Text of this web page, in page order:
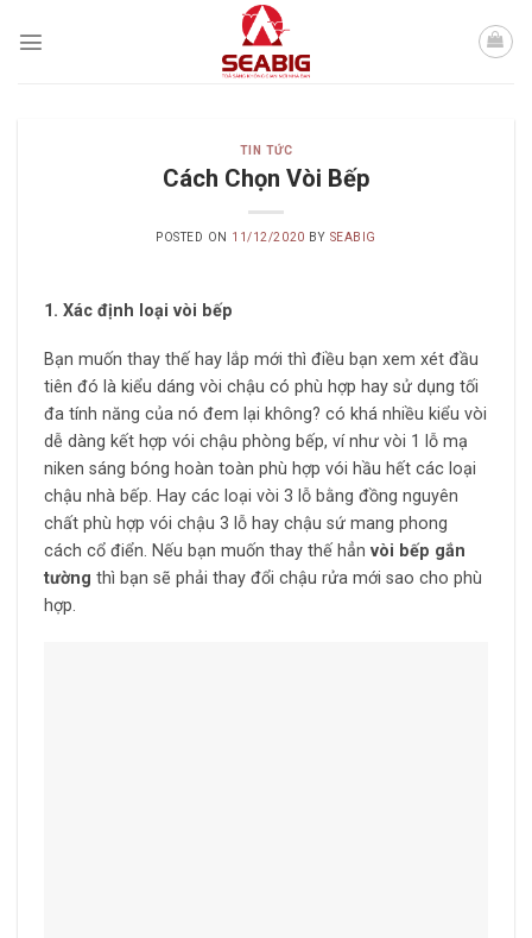
TIN TỨC
Cách Chọn Vòi Bếp
POSTED ON 11/12/2020 BY SEABIG
1. Xác định loại vòi bếp
Bạn muốn thay thế hay lắp mới thì điều bạn xem xét đầu
tiên đó là kiểu dáng vòi chậu có phù hợp hay sử dụng tối
đa tính năng của nó đem lại không? có khá nhiều kiểu vòi
dễ dàng kết hợp vói chậu phòng bếp, ví như vòi 1 lỗ mạ
niken sáng bóng hoàn toàn phù hợp vói hầu hết các loại
chậu nhà bếp. Hay các loại vòi 3 lỗ bằng đồng nguyên
chất phù hợp vói chậu 3 lỗ hay chậu sứ mang phong
cách cổ điển. Nếu bạn muốn thay thế hẳn vòi bếp gắn
tường thì bạn sẽ phải thay đổi chậu rửa mới sao cho phù
hợp.